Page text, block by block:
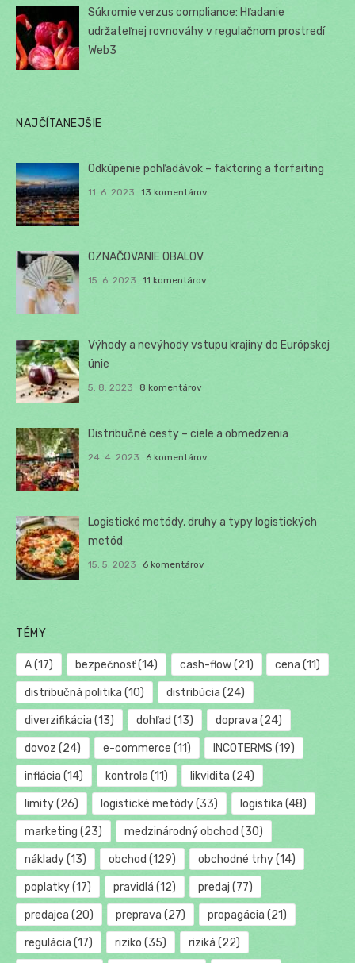
Súkromie verzus compliance: Hľadanie
udržateľnej rovnováhy v regulačnom prostredí
Web3
NAJČÍTANEJŠIE
Odkúpenie pohľadávok – faktoring a forfaiting
11. 6. 2023 13 komentárov
OZNAČOVANIE OBALOV
15. 6. 2023 11 komentárov
Výhody a nevýhody vstupu krajiny do Európskej
únie
5. 8. 2023 8 komentárov
Distribučné cesty – ciele a obmedzenia
24. 4. 2023 6 komentárov
Logistické metódy, druhy a typy logistických
metód
15. 5. 2023 6 komentárov
TÉMY
A(17) bezpečnosť(14) cash-flow(21) cena (11)
distribučná politika (10) distribúcia (24)
diverzifikácia (13) dohľad (13) doprava (24)
dovoz (24) e-commerce (11) INCOTERMS (19)
inflácia (14) kontrola (11) likvidita (24)
limity(26) logistické metódy(33) logistika (48)
marketing (23) medzinárodný obchod (30)
náklady(13) obchod (129) obchodné trhy(14)
poplatky(17) pravidlá (12) predaj (77)
predajca (20) preprava (27) propagácia (21)
regulácia (17) riziko (35) riziká (22)